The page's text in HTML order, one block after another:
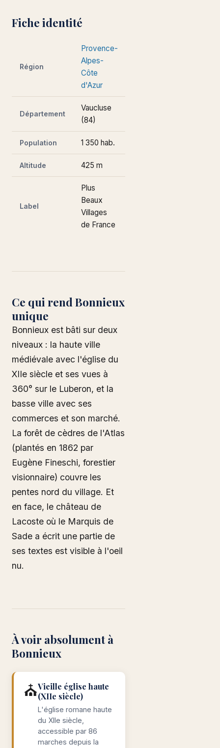
Fiche identité
Région
Provence-
Alpes-
Côte
d'Azur
Département
Vaucluse
(84)
Population 1 350 hab.
Altitude 425 m
Label
Plus
Beaux
Villages
de France
Ce qui rend Bonnieux
unique
Bonnieux est bâti sur deux
niveaux : la haute ville
médiévale avec l'église du
XIIe siècle et ses vues à
360° sur le Luberon, et la
basse ville avec ses
commerces et son marché.
La forêt de cèdres de l'Atlas
(plantés en 1862 par
Eugène Fineschi, forestier
visionnaire) couvre les
pentes nord du village. Et
en face, le château de
Lacoste où le Marquis de
Sade a écrit une partie de
ses textes est visible à l'oeil
nu.
À voir absolument à
Bonnieux
⛪Vieille église haute
(XIIe siècle)
L'église romane haute
du XIIe siècle,
accessible par 86
marches depuis la